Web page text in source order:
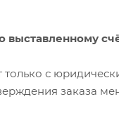
выставленному
только с
заказа